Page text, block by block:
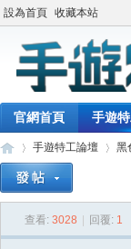
設為首頁 收藏本站
官網首頁 手遊
手遊特工論壇
›
黑
查看: 3028 回覆: 1